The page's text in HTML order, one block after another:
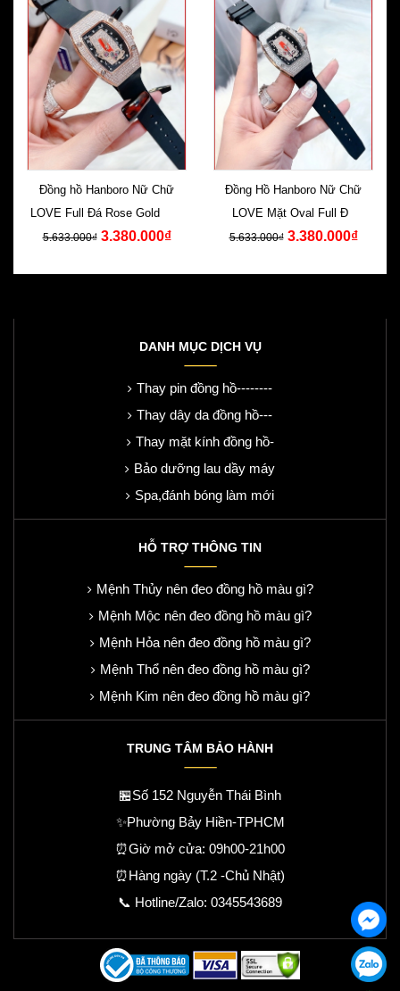
Đồng hồ Hanboro Nữ Chữ
LOVE Full Đá Rose Gold Dây
Silicone
5.633.000₫ 3.380.000₫
Đồng Hồ Hanboro Nữ Chữ
LOVE Mặt Oval Full Đá
Swarovski Silicone
5.633.000₫ 3.380.000₫
DANH MỤC DỊCH VỤ
Thay pin đồng hồ--------
Thay dây da đồng hồ---
Thay mặt kính đồng hồ-
Bảo dưỡng lau dầy máy
Spa,đánh bóng làm mới
HỖ TRỢ THÔNG TIN
Mệnh Thủy nên đeo đồng hồ màu gì?
Mệnh Mộc nên đeo đồng hồ màu gì?
Mệnh Hỏa nên đeo đồng hồ màu gì?
Mệnh Thổ nên đeo đồng hồ màu gì?
Mệnh Kim nên đeo đồng hồ màu gì?
TRUNG TÂM BẢO HÀNH
🏪Số 152 Nguyễn Thái Bình
✨Phường Bảy Hiền-TPHCM
⏰Giờ mở cửa: 09h00-21h00
⏰Hàng ngày (T.2 -Chủ Nhật)
📞 Hotline/Zalo: 0345543689